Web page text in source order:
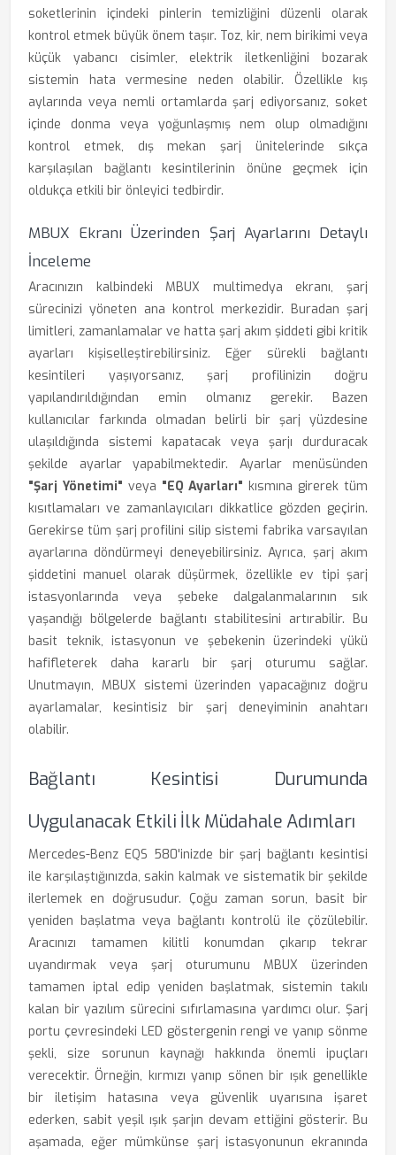
soketlerinin içindeki pinlerin temizliğini düzenli olarak
kontrol etmek büyük önem taşır. Toz, kir, nem birikimi veya
küçük yabancı cisimler, elektrik iletkenliğini bozarak
sistemin hata vermesine neden olabilir. Özellikle kış
aylarında veya nemli ortamlarda şarj ediyorsanız, soket
içinde donma veya yoğunlaşmış nem olup olmadığını
kontrol etmek, dış mekan şarj ünitelerinde sıkça
karşılaşılan bağlantı kesintilerinin önüne geçmek için
oldukça etkili bir önleyici tedbirdir.
MBUX Ekranı Üzerinden Şarj Ayarlarını Detaylı
İnceleme
Aracınızın kalbindeki MBUX multimedya ekranı, şarj
sürecinizi yöneten ana kontrol merkezidir. Buradan şarj
limitleri, zamanlamalar ve hatta şarj akım şiddeti gibi kritik
ayarları kişiselleştirebilirsiniz. Eğer sürekli bağlantı
kesintileri yaşıyorsanız, şarj profilinizin doğru
yapılandırıldığından emin olmanız gerekir. Bazen
kullanıcılar farkında olmadan belirli bir şarj yüzdesine
ulaşıldığında sistemi kapatacak veya şarjı durduracak
şekilde ayarlar yapabilmektedir. Ayarlar menüsünden
"Şarj Yönetimi" veya "EQ Ayarları" kısmına girerek tüm
kısıtlamaları ve zamanlayıcıları dikkatlice gözden geçirin.
Gerekirse tüm şarj profilini silip sistemi fabrika varsayılan
ayarlarına döndürmeyi deneyebilirsiniz. Ayrıca, şarj akım
şiddetini manuel olarak düşürmek, özellikle ev tipi şarj
istasyonlarında veya şebeke dalgalanmalarının sık
yaşandığı bölgelerde bağlantı stabilitesini artırabilir. Bu
basit teknik, istasyonun ve şebekenin üzerindeki yükü
hafifleterek daha kararlı bir şarj oturumu sağlar.
Unutmayın, MBUX sistemi üzerinden yapacağınız doğru
ayarlamalar, kesintisiz bir şarj deneyiminin anahtarı
olabilir.
Bağlantı Kesintisi Durumunda
Uygulanacak Etkili İlk Müdahale Adımları
Mercedes-Benz EQS 580'inizde bir şarj bağlantı kesintisi
ile karşılaştığınızda, sakin kalmak ve sistematik bir şekilde
ilerlemek en doğrusudur. Çoğu zaman sorun, basit bir
yeniden başlatma veya bağlantı kontrolü ile çözülebilir.
Aracınızı tamamen kilitli konumdan çıkarıp tekrar
uyandırmak veya şarj oturumunu MBUX üzerinden
tamamen iptal edip yeniden başlatmak, sistemin takılı
kalan bir yazılım sürecini sıfırlamasına yardımcı olur. Şarj
portu çevresindeki LED göstergenin rengi ve yanıp sönme
şekli, size sorunun kaynağı hakkında önemli ipuçları
verecektir. Örneğin, kırmızı yanıp sönen bir ışık genellikle
bir iletişim hatasına veya güvenlik uyarısına işaret
ederken, sabit yeşil ışık şarjın devam ettiğini gösterir. Bu
aşamada, eğer mümkünse şarj istasyonunun ekranında